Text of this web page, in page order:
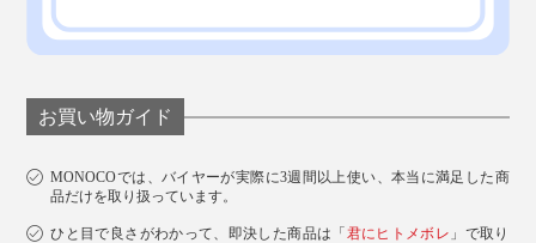
お買い物ガイド
MONOCOでは、バイヤーが実際に3週間以上使い、本当に満足した商
品だけを取り扱っています。
ひと目で良さがわかって、即決した商品は「 君にヒトメボレ 」で取り